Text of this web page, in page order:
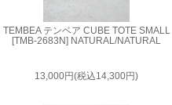
TEMBEA テンベア CUBE TOTE SMALL
[TMB-2683N] NATURAL/NATURAL
13,000円(税込14,300円)